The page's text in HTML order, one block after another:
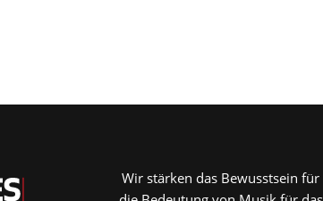
Wir stärken das Bewusstsein für